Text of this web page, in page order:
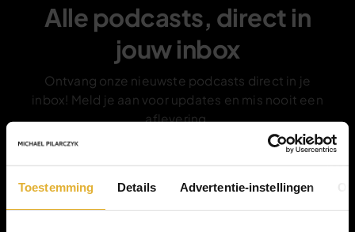
Toestemming Details Advertentie-instellingen
Alle podcasts, direct in
jouw inbox
Ontvang onze nieuwste podcasts direct in je
inbox! Meld je aan voor updates en mis nooit een
aflevering.